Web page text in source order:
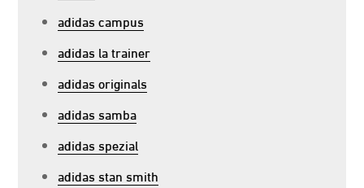
adidas campus
adidas la trainer
adidas originals
adidas samba
adidas spezial
adidas stan smith